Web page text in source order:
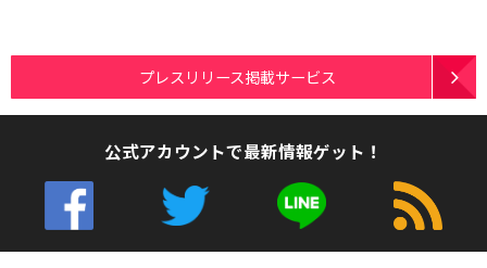
プレスリリース掲載サービス
公式アカウントで最新情報ゲット！